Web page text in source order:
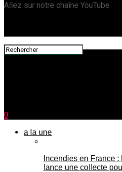
Allez sur notre chaîne YouTube
0
a la une
Incendies en France
lance une collecte